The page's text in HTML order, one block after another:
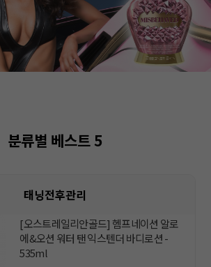
분류별 베스트 5
태닝전후관리
[오스트레일리안골드] 헴프네이션 알로
에&오션 워터 탠 익스텐더 바디로션 -
535ml